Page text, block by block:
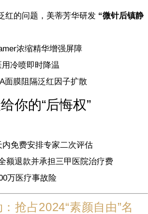
红的问题，美蒂芳华研发 “微针后镇静
浓缩精华增强屏障
冷喷即时降温
面膜阻隔泛红因子扩散
你的“后悔权”
内免费安排专家二次评估
额退款并承担三甲医院治疗费
万医疗事故险
抢占2024“素颜自由”名